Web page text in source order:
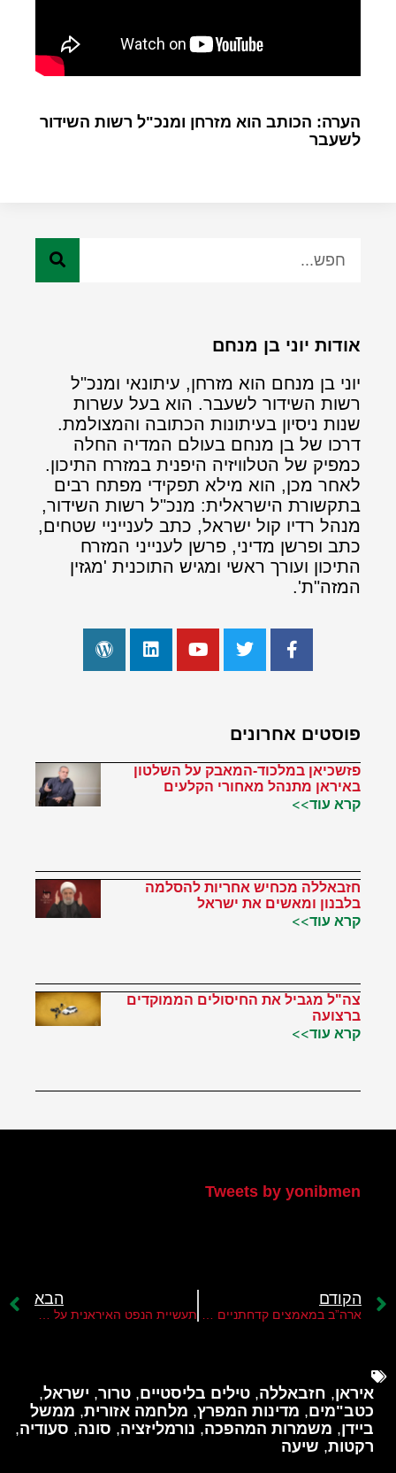
הערה: הכותב הוא מזרחן ומנכ"ל רשות השידור
לשעבר
אודות יוני בן מנחם
יוני בן מנחם הוא מזרחן, עיתונאי ומנכ"ל
רשות השידור לשעבר. הוא בעל עשרות
שנות ניסיון בעיתונות הכתובה והמצולמת.
דרכו של בן מנחם בעולם המדיה החלה
כמפיק של הטלוויזיה היפנית במזרח התיכון.
לאחר מכן, הוא מילא תפקידי מפתח רבים
בתקשורת הישראלית: מנכ"ל רשות השידור,
מנהל רדיו קול ישראל, כתב לענייניי שטחים,
כתב ופרשן מדיני, פרשן לענייני המזרח
התיכון ועורך ראשי ומגיש התוכנית 'מגזין
המזה"ת'.
פוסטים אחרונים
פזשכיאן במלכוד-המאבק על השלטון
באיראן מתנהל מאחורי הקלעים
קרא עוד>>
חזבאללה מכחיש אחריות להסלמה
בלבנון ומאשים את ישראל
קרא עוד>>
צה"ל מגביל את החיסולים הממוקדים
ברצועה
קרא עוד>>
Tweets by yonibmen
הקודם
ארה”ב במאמצים קדחתניים לבלום הסלמה אזורית במזרח התיכון
הבא
תעשיית הנפט האיראנית על הכוונת של ישראל
איראן, חזבאללה, טילים בליסטיים, טרור, ישראל,
כטב"מים, מדינות המפרץ, מלחמה אזורית, ממשל
ביידן, משמרות המהפכה, נורמליזציה, סונה, סעודיה,
רקטות, שיעה